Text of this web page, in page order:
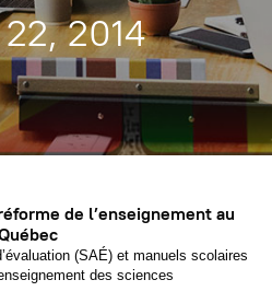
2014
de l’enseignement au
(SAÉ) et manuels scolaires
des sciences